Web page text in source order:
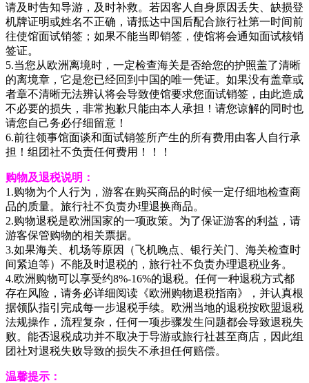
请及时告知导游，及时补救。若因客人自身原因丢失、缺损登
机牌证明或姓名不正确，请抵达中国后配合旅行社第一时间前
往使馆面试销签；如果不能当即销签，使馆将会通知面试核销
签证。
5.当您从欧洲离境时，一定检查海关是否给您的护照盖了清晰
的离境章，它是您已经回到中国的唯一凭证。如果没有盖章或
者章不清晰无法辨认将会导致使馆要求您面试销签，由此造成
不必要的损失，非常抱歉只能由本人承担！请您谅解的同时也
请您自己务必仔细留意！
6.前往领事馆面谈和面试销签所产生的所有费用由客人自行承
担！组团社不负责任何费用！！！
购物及退税说明：
1.购物为个人行为，游客在购买商品的时候一定仔细地检查商
品的质量。旅行社不负责办理退换商品。
2.购物退税是欧洲国家的一项政策。为了保证游客的利益，请
游客保管购物的相关票据。
3.如果海关、机场等原因（飞机晚点、银行关门、海关检查时
间紧迫等）不能及时退税的，旅行社不负责办理退税业务。
4.欧洲购物可以享受约8%-16%的退税。任何一种退税方式都
存在风险，请务必详细阅读《欧洲购物退税指南》，并认真根
据领队指引完成每一步退税手续。欧洲当地的退税按欧盟退税
法规操作，流程复杂，任何一项步骤发生问题都会导致退税失
败。能否退税成功并不取决于导游或旅行社甚至商店，因此组
团社对退税失败导致的损失不承担任何赔偿。
温馨提示：